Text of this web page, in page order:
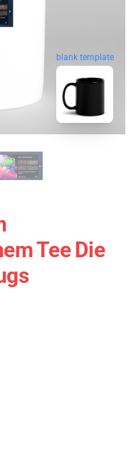
blank template
Tee Die